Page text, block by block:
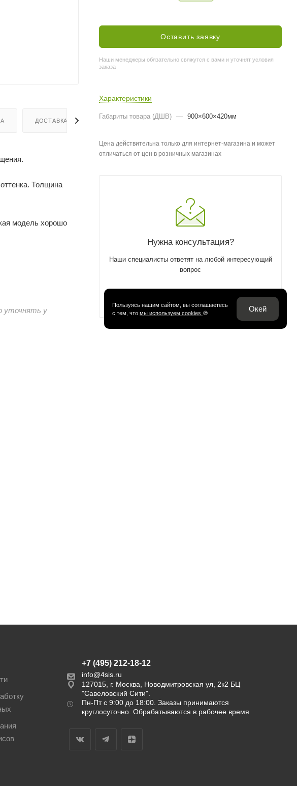
ДОСТАВКА
Толщина
модель хорошо
уточнять у
Оставить заявку
Наши менеджеры обязательно свяжутся с вами и уточнят условия
заказа
Характеристики
Габариты товара (ДШВ) — 900×600×420мм
Цена действительна только для интернет-магазина и может
отличаться от цен в розничных магазинах
Пользуясь нашим сайтом, вы соглашаетесь
с тем, что мы используем cookies 🍪 Окей
Нужна консультация?
Наши специалисты ответят на любой интересующий
вопрос
ЗАДАТЬ ВОПРОС
+7 (495) 212-18-12
info@4sis.ru
127015, г. Москва, Новодмитровская ул, 2к2 БЦ
"Савеловский Сити".
Пн-Пт с 9:00 до 18:00. Заказы принимаются
круглосуточно. Обрабатываются в рабочее время